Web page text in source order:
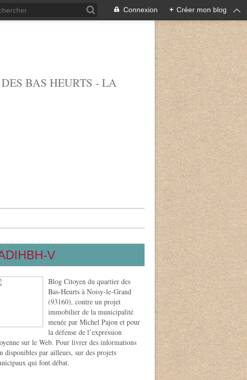
Connexion + Créer mon blog
BAS HEURTS - LA
V
Blog Citoyen du quartier des
Bas-Heurts à Noisy-le-Grand
(93160), contre un projet
immobilier de la municipalité
menée par Michel Pajon et pour
la défense de l’expression
sur le Web. Pour livrer des informations
disponibles par ailleurs, sur des projets
qui font débat.